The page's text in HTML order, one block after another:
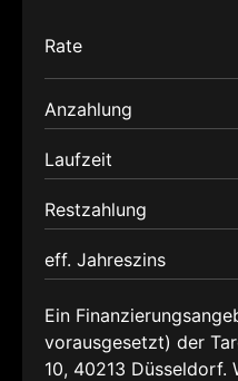
Rate
Anzahlung
Laufzeit
Restzahlung
eff. Jahreszins
Ein
vorausgesetzt) der
10, 40213 Düsseldorf.